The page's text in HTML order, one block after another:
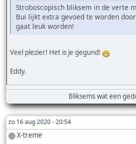
Stroboscopisch bliksem in de verte
Bui lijkt extra gevoed te worden
gaat leuk worden!
Veel plezier! Het is je gegund!
Eddy.
Bliksems wat een
zo 16 aug 2020 - 20:54
X-treme